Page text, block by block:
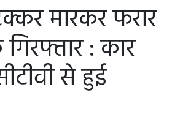
मारकर फरार
: कार
से हुई